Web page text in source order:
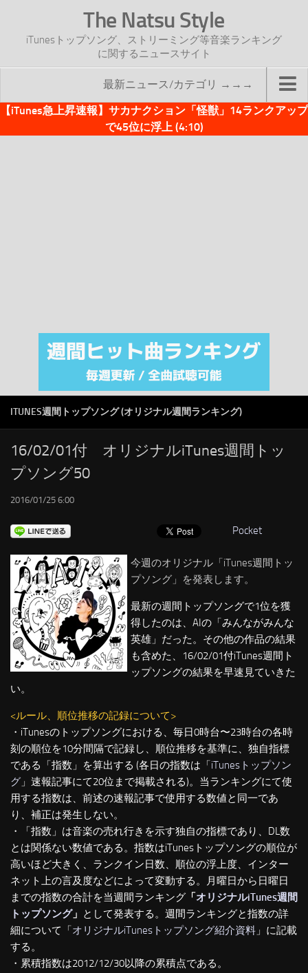
The Natsu Style
iTunesトップソング、ストリーミング等音楽ランキング
に関するニュースサイト
最新ニュース/カテゴリ →→→
TOP
注目カテゴリ
オリジナルiTunes週間トップソング
RSS
LINKS
【iTunes急上昇速報】サカナクション「怪獣」14ランクアップ
で45位に浮上 (4:10)
ITUNES週間トップソング (オリジナル週間ランキング)
16/02/01付 オリジナルiTunes週間トッ
プソング50
2016/01/25 6:00
Pocket
今週のオリジナル「iTunes週間トッ
プソング」を発表します。
最新の週間トップソングで1位を獲
得したのは、AIの「みんながみんな
英雄」だった。その他の作品の結果
も含めた、16/02/01付iTunes週間ト
ップソングの結果を早速見ていきた
い。
<ルール、順位推移の記録について>
・iTunesのトップソングにおける、毎日0時台〜23時台の各時
刻の順位を10分間隔で記録し、順位推移を基準に、独自指標
である「指数」を算出する (各日の指数は「iTunesトップソン
グ 」速報記事にて20位まで掲載される)。当ランキングにて使
用する指数は、前述の速報記事で使用する数値と同一であ
り、補正は発生しない。
・「指数」は音楽の売れ行きを示す独自の指標であり、DL数
とは関係ない数値である。指数はiTunesトップソングの順位が
高いほど大きく、ランクイン日数、順位の浮上度、インター
ネット上の言及度などによって変動する。月曜日から日曜日
までの指数の合計を当週間ランキング 「オリジナルiTunes週間
トップソング」 として発表する。週間ランキングと指数の詳
細について「オリジナルiTunesトップソング紹介資料 」に記載
する。
・累積指数は2012/12/30以降の累積点である。